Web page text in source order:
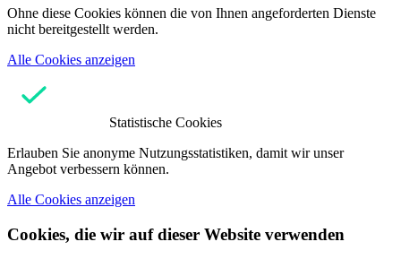
Ohne diese Cookies können die von Ihnen angeforderten Dienste
nicht bereitgestellt werden.
Alle Cookies anzeigen
Statistische Cookies
Erlauben Sie anonyme Nutzungsstatistiken, damit wir unser
Angebot verbessern können.
Alle Cookies anzeigen
Cookies, die wir auf dieser Website verwenden